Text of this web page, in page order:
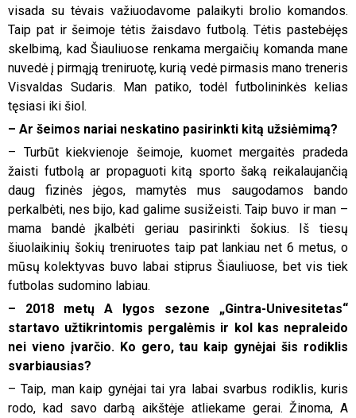
visada su tėvais važiuodavome palaikyti brolio komandos.
Taip pat ir šeimoje tėtis žaisdavo futbolą. Tėtis pastebėjęs
skelbimą, kad Šiauliuose renkama mergaičių komanda mane
nuvedė į pirmąją treniruotę, kurią vedė pirmasis mano treneris
Visvaldas Sudaris. Man patiko, todėl futbolininkės kelias
tęsiasi iki šiol.
– Ar šeimos nariai neskatino pasirinkti kitą užsiėmimą?
– Turbūt kiekvienoje šeimoje, kuomet mergaitės pradeda
žaisti futbolą ar propaguoti kitą sporto šaką reikalaujančią
daug fizinės jėgos, mamytės mus saugodamos bando
perkalbėti, nes bijo, kad galime susižeisti. Taip buvo ir man –
mama bandė įkalbėti geriau pasirinkti šokius. Iš tiesų
šiuolaikinių šokių treniruotes taip pat lankiau net 6 metus, o
mūsų kolektyvas buvo labai stiprus Šiauliuose, bet vis tiek
futbolas sudomino labiau.
– 2018 metų A lygos sezone „Gintra-Univesitetas“
startavo užtikrintomis pergalėmis ir kol kas nepraleido
nei vieno įvarčio. Ko gero, tau kaip gynėjai šis rodiklis
svarbiausias?
– Taip, man kaip gynėjai tai yra labai svarbus rodiklis, kuris
rodo, kad savo darbą aikštėje atliekame gerai. Žinoma, A